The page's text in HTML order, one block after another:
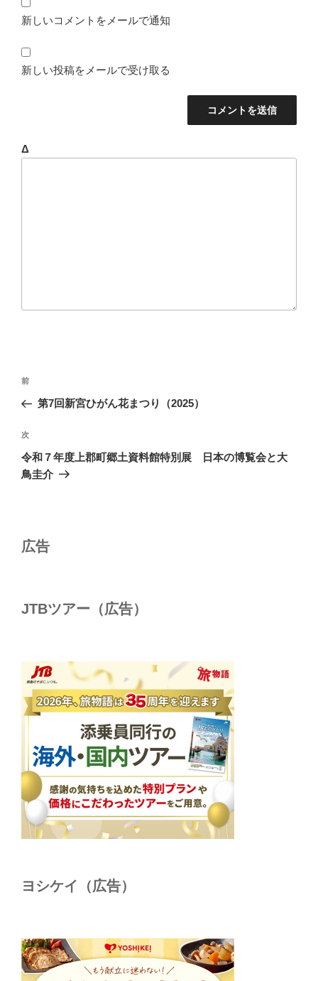
新しいコメントをメールで通知
新しい投稿をメールで受け取る
Δ
投
ナ
ビ
ゲ
ー
前
の
稿
前
第7回新宮ひがん花まつり（2025）
次
の
投
次
令和７年度上郡町郷土資料館特別展 日本の博覧会と大
鳥圭介
広告
JTBツアー（広告）
ヨシケイ（広告）